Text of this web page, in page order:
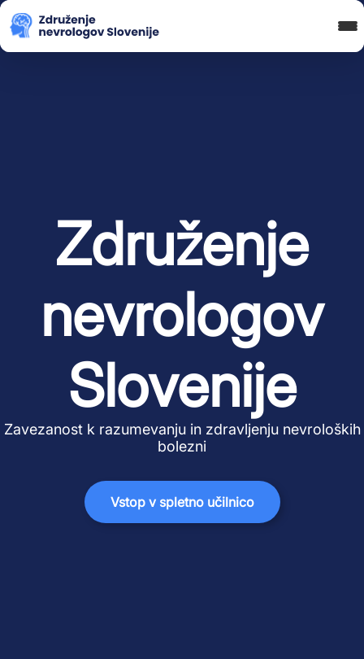
Blog in novice
Koledar Dogodkov
Združenje
nevrologov
Slovenije
Zavezanost k razumevanju in zdravljenju nevroloških
bolezni
Vstop v spletno učilnico